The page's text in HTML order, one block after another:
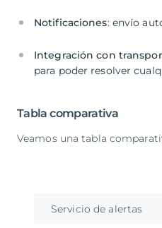
Notificaciones: envío
Integración con
para poder resolver
Tabla comparativa
Veamos una tabla
Servicio de alertas